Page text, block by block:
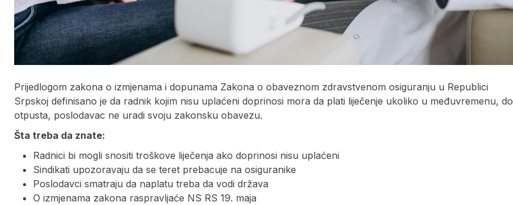
Prijedlogom zakona o izmjenama i dopunama Zakona o obaveznom zdravstvenom osiguranju u Republici
Srpskoj definisano je da radnik kojim nisu uplaćeni doprinosi mora da plati liječenje ukoliko u međuvremenu, do
otpusta, poslodavac ne uradi svoju zakonsku obavezu.
Šta treba da znate:
Radnici bi mogli snositi troškove liječenja ako doprinosi nisu uplaćeni
Sindikati upozoravaju da se teret prebacuje na osiguranike
Poslodavci smatraju da naplatu treba da vodi država
O izmjenama zakona raspravljaće NS RS 19. maja